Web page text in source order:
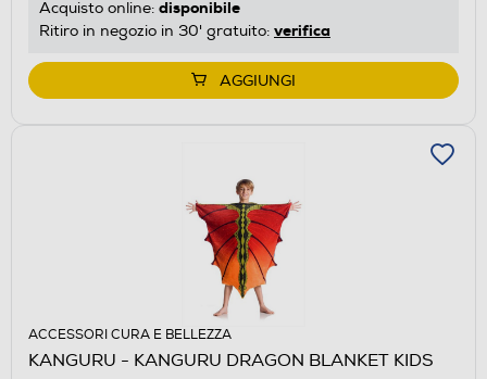
Acquisto online: disponibile
Ritiro in negozio in 30' gratuito: verifica
AGGIUNGI
ACCESSORI CURA E BELLEZZA
KANGURU - KANGURU DRAGON BLANKET KIDS